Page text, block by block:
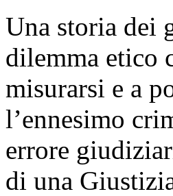
Una storia dei
dilemma etico
misurarsi e a
l’ennesimo
errore
di una